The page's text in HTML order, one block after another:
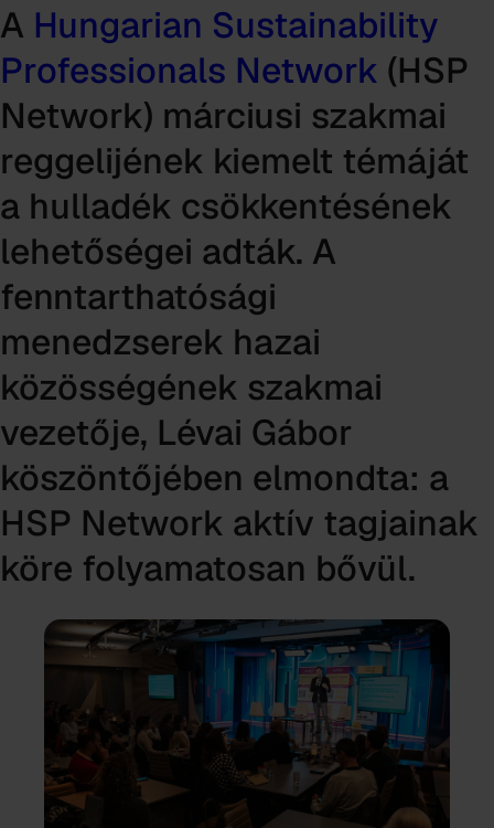
A Hungarian Sustainability
Professionals Network (HSP
Network) márciusi szakmai
reggelijének kiemelt témáját
a hulladék csökkentésének
lehetőségei adták. A
fenntarthatósági
menedzserek hazai
közösségének szakmai
vezetője, Lévai Gábor
köszöntőjében elmondta: a
HSP Network aktív tagjainak
köre folyamatosan bővül.